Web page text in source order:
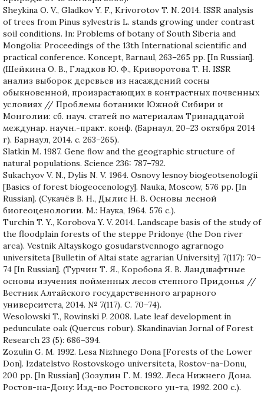
Sheykina O. V., Gladkov Y. F., Krivorotov T. N. 2014. ISSR analysis
of trees from Pinus sylvestris L. stands growing under contrast
soil conditions. In: Problems of botany of South Siberia and
Mongolia: Proceedings of the 13th International scientific and
practical conference. Koncept, Barnaul, 263–265 pp. [In Russian].
(Шейкина О. В., Гладков Ю. Ф., Криворотова Т. Н. ISSR
анализ выборок деревьев из насаждений сосны
обыкновенной, произрастающих в контрастных почвенных
условиях // Проблемы ботаники Южной Сибири и
Монголии: сб. науч. статей по материалам Тринадцатой
междунар. научн.-практ. конф. (Барнаул, 20–23 октября 2014
г). Барнаул, 2014. с. 263–265).
Slatkin M. 1987. Gene ﬂow and the geographic structure of
natural populations. Science 236: 787–792.
Sukachyov V. N., Dylis N. V. 1964. Osnovy lesnoy biogeotsenologii
[Basics of forest biogeocenology]. Nauka, Moscow, 576 pp. [In
Russian]. (Сукачёв В. Н., Дылис Н. В. Основы лесной
биогеоценологии. М.: Наука, 1964. 576 c.).
Turchin T. Y., Korobova Y. V. 2014. Landscape basis of the study of
the floodplain forests of the steppe Pridonye (the Don river
area). Vestnik Altayskogo gosudarstvennogo agrarnogo
universiteta [Bulletin of Altai state agrarian University] 7(117): 70–
74 [In Russian]. (Турчин Т. Я., Коробова Я. В. Ландшафтные
основы изучения пойменных лесов степного Придонья //
Вестник Алтайского государственного аграрного
университета, 2014. № 7(117). С. 70–74).
Wesolowski T., Rowinski P. 2008. Late leaf development in
pedunculate oak (Quercus robur). Skandinavian Jornal of Forest
Research 23 (5): 686–394.
Zozulin G. M. 1992. Lesa Nizhnego Dona [Forests of the Lower
Don]. Izdatelstvo Rostovskogo universiteta, Rostov-na-Donu,
200 рp. [In Russian] (Зозулин Г. М. 1992. Леса Нижнего Дона.
Ростов-на-Дону: Изд-во Ростовского ун-та, 1992. 200 с.).